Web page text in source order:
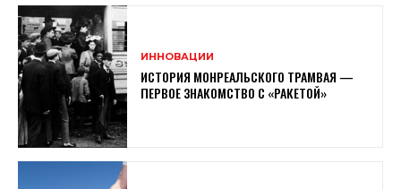
ИННОВАЦИИ
ИСТОРИЯ МОНРЕАЛЬСКОГО ТРАМВАЯ —
ПЕРВОЕ ЗНАКОМСТВО С «РАКЕТОЙ»